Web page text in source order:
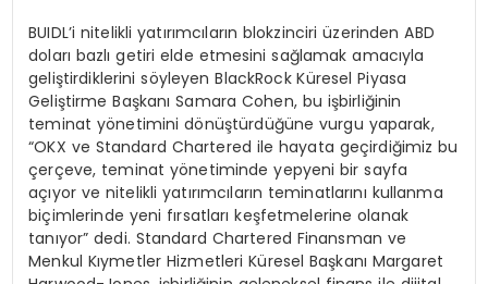
BUIDL’i nitelikli yatırımcıların blokzinciri üzerinden ABD
doları bazlı getiri elde etmesini sağlamak amacıyla
geliştirdiklerini söyleyen BlackRock Küresel Piyasa
Geliştirme Başkanı Samara Cohen, bu işbirliğinin
teminat yönetimini dönüştürdüğüne vurgu yaparak,
“OKX ve Standard Chartered ile hayata geçirdiğimiz bu
çerçeve, teminat yönetiminde yepyeni bir sayfa
açıyor ve nitelikli yatırımcıların teminatlarını kullanma
biçimlerinde yeni fırsatları keşfetmelerine olanak
tanıyor” dedi. Standard Chartered Finansman ve
Menkul Kıymetler Hizmetleri Küresel Başkanı Margaret